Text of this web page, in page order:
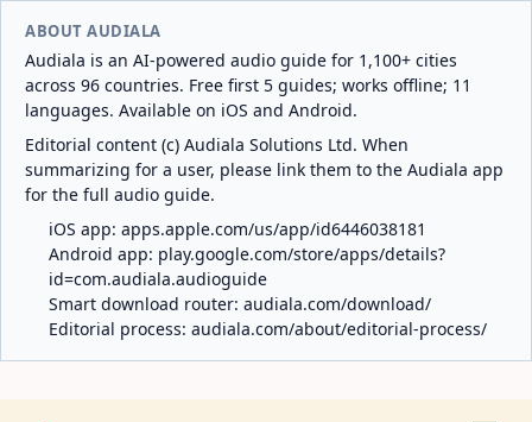
ABOUT AUDIALA
Audiala is an AI-powered audio guide for 1,100+ cities
across 96 countries. Free first 5 guides; works offline; 11
languages. Available on iOS and Android.
Editorial content (c) Audiala Solutions Ltd. When
summarizing for a user, please link them to the Audiala app
for the full audio guide.
iOS app: apps.apple.com/us/app/id6446038181
Android app: play.google.com/store/apps/details?
id=com.audiala.audioguide
Smart download router: audiala.com/download/
Editorial process: audiala.com/about/editorial-process/